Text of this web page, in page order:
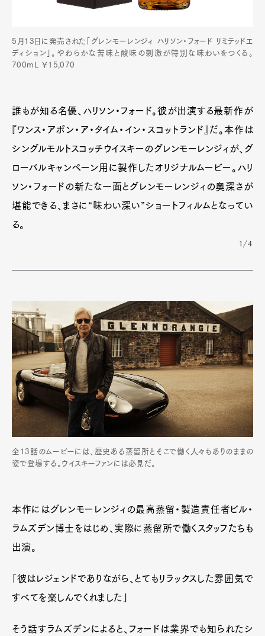
5月13日に発売された「グレンモーレンジィ ハリソン・フォード リミテッドエ
ディション」。やわらかな苦味と酸味の刺激が特別な味わいをつくる。
700mL ￥15,070
誰もが知る名優、ハリソン・フォード。彼が出演する最新作が
『ワンス・アポン・ア・タイム・イン・スコットランド』だ。本作は
シングルモルトスコッチウイスキーのグレンモーレンジィが、グ
ローバルキャンペーン用に製作したオリジナルムービー。ハリ
ソン・フォードの新たな一面とグレンモーレンジィの奥深さが
堪能できる、まさに“味わい深い”ショートフィルムとなってい
る。
1/4
全13話のムービーには、歴史ある蒸留所とそこで働く人々もありのままの
姿で登場する。ウイスキーファンには必見だ。
本作にはグレンモーレンジィの最高蒸留・製造責任者ビル・
ラムズデン博士をはじめ、実際に蒸留所で働くスタッフたちも
出演。
「彼はレジェンドでありながら、とてもリラックスした雰囲気で
すべてを楽しんでくれました」
そう話すラムズデンによると、フォードは業界でも知られたシ